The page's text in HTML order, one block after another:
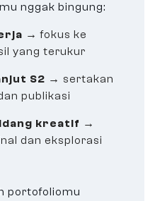
nggak bingung:
→ fokus ke
yang terukur
S2 → sertakan
publikasi
kreatif →
dan eksplorasi
portofoliomu